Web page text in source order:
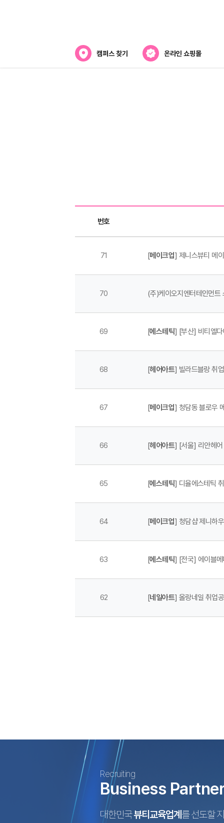
캠퍼스 찾기 온라인 쇼핑몰
번호
71 [메이크업] 제니스뷰티 메
70 (주)케이오지엔터테인먼트
69 [에스테틱] [부산] 비티엘다
68 [헤어아트] 빌라드블랑 취
67 [메이크업] 청담동 블로우
66 [헤어아트] [서울] 리안헤어
65 [에스테틱] 디율에스테틱
64 [메이크업] 청담샵 제니하
63 [에스테틱] [전국] 에이블
62 [네일아트] 올랑네일 취업
Recruiting
Business
대한민국뷰티교육업계 를 선도할